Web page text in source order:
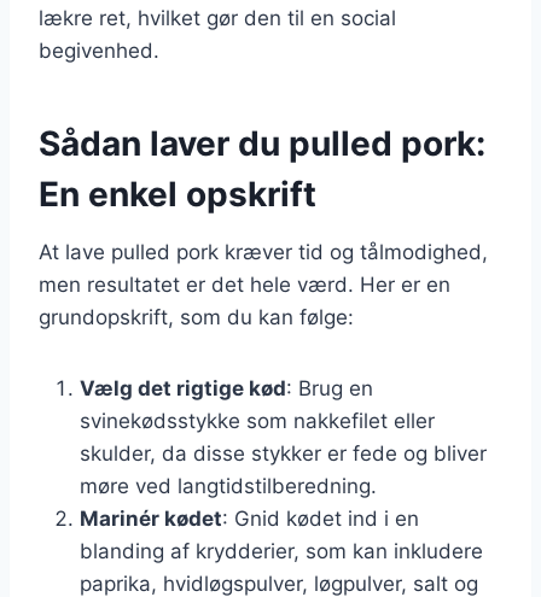
lækre ret, hvilket gør den til en social
begivenhed.
Sådan laver du pulled pork:
En enkel opskrift
At lave pulled pork kræver tid og tålmodighed,
men resultatet er det hele værd. Her er en
grundopskrift, som du kan følge:
Vælg det rigtige kød: Brug en
svinekødsstykke som nakkefilet eller
skulder, da disse stykker er fede og bliver
møre ved langtidstilberedning.
Marinér kødet: Gnid kødet ind i en
blanding af krydderier, som kan inkludere
paprika, hvidløgspulver, løgpulver, salt og